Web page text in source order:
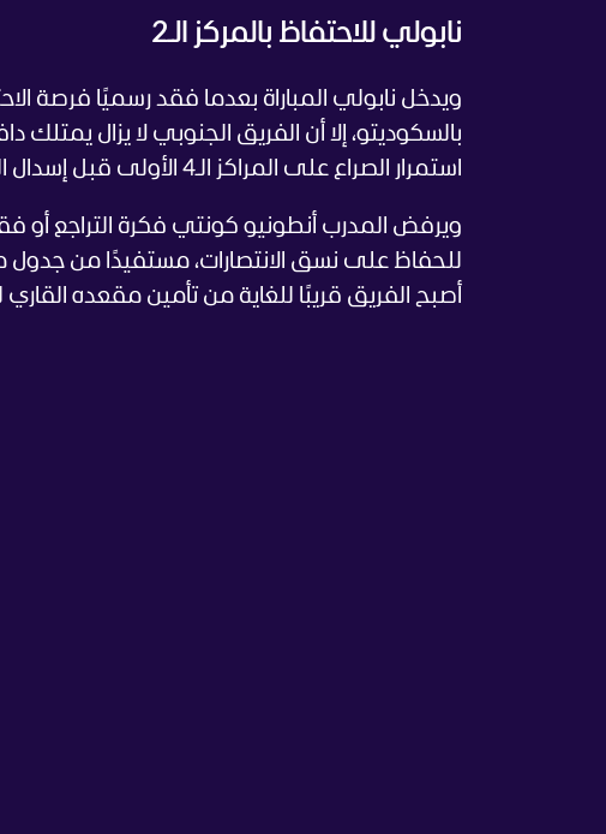
نابولي للاحتفاظ بالمركز الـ2
ويدخل نابولي المباراة بعدما فقد رسميًا فرصة
استمرار الصراع على المراكز الـ4 الأولى قبل إسدال الستار على البطولة.
ويرفض المدرب أنطونيو كونتي فكرة التراجع أو
للحفاظ على نسق الانتصارات، مستفيدًا من جدول
أصبح الفريق قريبًا للغاية من تأمين مقعده